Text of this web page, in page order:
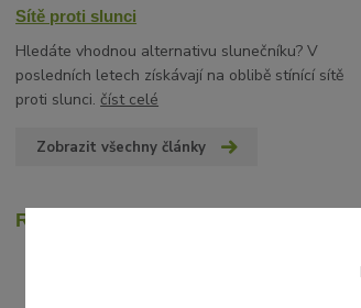
Sítě proti slunci
Hledáte vhodnou alternativu slunečníku? V
posledních letech získávají na oblibě stínící sítě
proti slunci.číst celé
Zobrazit všechny články
Recenze zákazníků